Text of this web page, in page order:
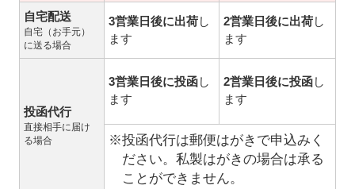
自宅配送
自宅（お手元）
に送る場合
3営業日後に出荷し
ます
2営業日後に出荷し
ます
投函代行
直接相手に届け
る場合
3営業日後に投函し
ます
2営業日後に投函し
ます
※投函代行は郵便はがきで申込みく
ださい。私製はがきの場合は承る
ことができません。